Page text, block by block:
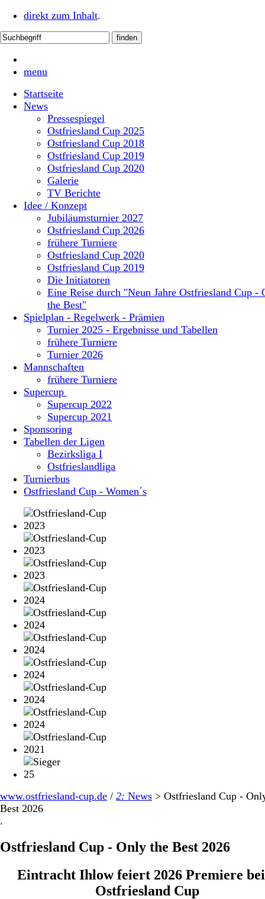
direkt zum Inhalt.
menu
Startseite
News
Pressespiegel
Ostfriesland Cup 2025
Ostfriesland Cup 2018
Ostfriesland Cup 2019
Ostfriesland Cup 2020
Galerie
TV Berichte
Idee / Konzept
Jubiläumsturnier 2027
Ostfriesland Cup 2026
frühere Turniere
Ostfriesland Cup 2020
Ostfriesland Cup 2019
Die Initiatoren
Eine Reise durch "Neun Jahre Ostfriesland Cup -
the Best"
Spielplan - Regelwerk - Prämien
Turnier 2025 - Ergebnisse und Tabellen
frühere Turniere
Turnier 2026
Mannschaften
frühere Turniere
Supercup
Supercup 2022
Supercup 2021
Sponsoring
Tabellen der Ligen
Bezirksliga I
Ostfrieslandliga
Turnierbus
Ostfriesland Cup - Women´s
www.ostfriesland-cup.de / 2: News > Ostfriesland Cup -
Best 2026
.
Ostfriesland Cup - Only the Best 2026
Eintracht Ihlow feiert 2026 Premiere
Ostfriesland Cup